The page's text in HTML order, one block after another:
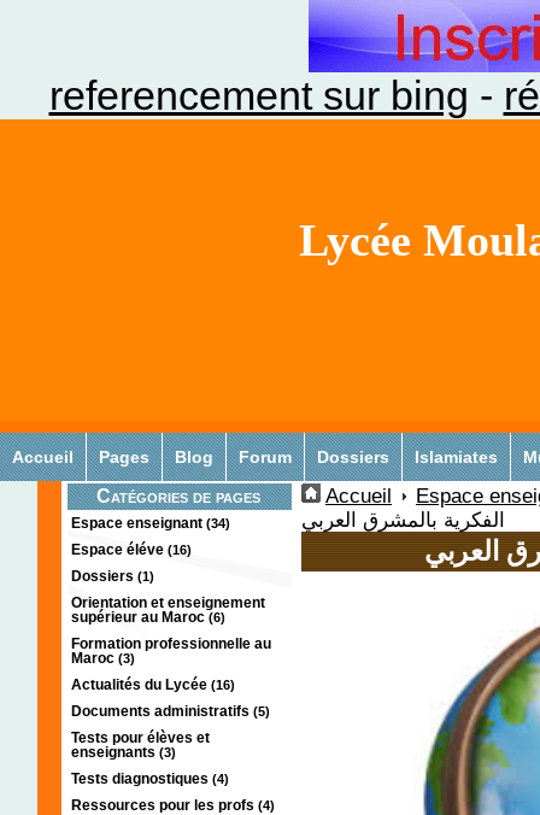
referencement sur bing -
Lycée
Accueil Pages Blog Forum Dossiers Islamiates
Catégories de pages
Espace enseignant (34)
Espace éléve (16)
Dossiers (1)
Orientation et enseignement
supérieur au Maroc (6)
Formation professionnelle au
Maroc (3)
Actualités du Lycée (16)
Documents administratifs (5)
Tests pour élèves et
enseignants (3)
Tests diagnostiques (4)
Ressources pour les profs (4)
Accueil
Espace
الفكرية بالمشرق العربي
العربي